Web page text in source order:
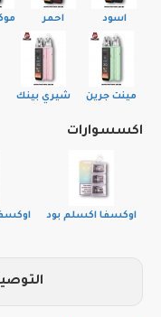
اسود احمر
مينت جرين شيري بينك
اكسسوارات
اوكسفا اكسلم بود
التوصيل